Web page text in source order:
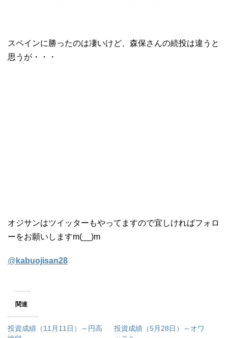
スペインに勝ったのは凄いけど、森保さんの続投は違うと
思うが・・・
オジサンはツイッターもやってますので宜しければフォロ
ーをお願いしますm(__)m
@ kabuojisan28
関連
投資成績（11月11日）～円高
投資成績（5月28日）～オワ